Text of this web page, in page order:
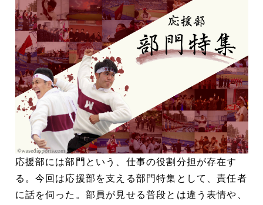
応援部には部門という、仕事の役割分担が存在す
る。今回は応援部を支える部門特集として、責任者
に話を伺った。部員が見せる普段とは違う表情や、